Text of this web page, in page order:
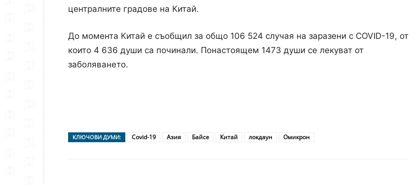
централните градове на Китай.
До момента Китай е съобщил за общо 106 524 случая на заразени с COVID-19, от
които 4 636 души са починали. Понастоящем 1473 души се лекуват от
заболяването.
КЛЮЧОВИ ДУМИ: Covid-19 Азия Байсе Китай локдаун Омикрон